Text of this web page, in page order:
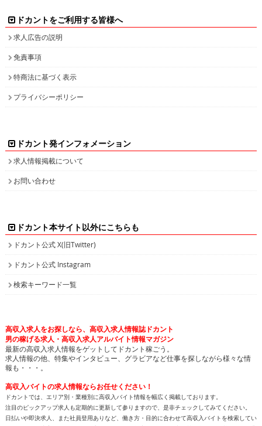
ドカントをご利用する皆様へ
求人広告の説明
免責事項
特商法に基づく表示
プライバシーポリシー
ドカント発インフォメーション
求人情報掲載について
お問い合わせ
ドカント本サイト以外にこちらも
ドカント公式 X(旧Twitter)
ドカント公式 Instagram
検索キーワード一覧
高収入求人をお探しなら、高収入求人情報誌ドカント
男の稼げる求人・高収入求人アルバイト情報マガジン
最新の高収入求人情報をゲットしてドカント稼ごう。
求人情報の他、特集やインタビュー、グラビアなど仕事を探しながら様々な情
報も・・・。
高収入バイトの求人情報ならお任せください！
ドカントでは、エリア別・業種別に高収入バイト情報を幅広く掲載しております。
注目のピックアップ求人も定期的に更新して参りますので、是非チェックしてみてください。
日払いや即決求人、また社員登用ありなど、働き方・目的に合わせて高収入バイトを検索してい